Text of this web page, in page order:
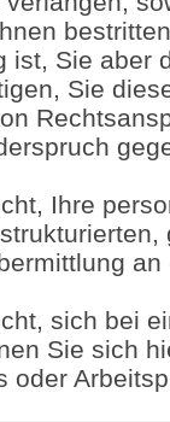
ist, Sie aber
Sie
Ihre
sich bei
Sie sich
oder